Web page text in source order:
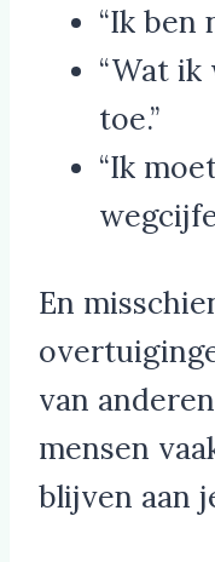
“Ik ben
“Wat
toe.”
“Ik
En
van
mensen
blijven aan